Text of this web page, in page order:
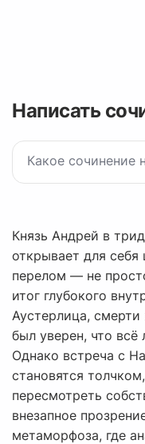
Написать
Князь Андрей в
открывает для себя
перелом — не
итог глубокого
Аустерлица,
был уверен, что
Однако встреча с
становятся
пересмотреть
внезапное
метаморфоза, где